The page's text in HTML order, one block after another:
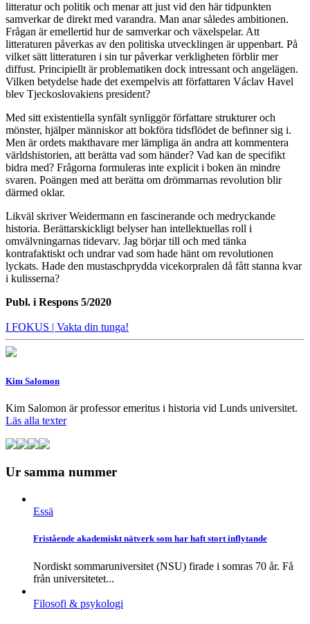
litteratur och politik och menar att just vid den här tidpunkten
samverkar de direkt med varandra. Man anar således ambitionen.
Frågan är emellertid hur de samverkar och växelspelar. Att
litteraturen påverkas av den politiska utvecklingen är uppenbart. På
vilket sätt litteraturen i sin tur påverkar verkligheten förblir mer
diffust. Principiellt är problematiken dock intressant och angelägen.
Vilken betydelse hade det exempelvis att författaren Václav Havel
blev Tjeckoslovakiens president?
Med sitt existentiella synfält synliggör författare strukturer och
mönster, hjälper människor att bokföra tidsflödet de befinner sig i.
Men är ordets makthavare mer lämpliga än andra att kommentera
världshistorien, att berätta vad som händer? Vad kan de specifikt
bidra med? Frågorna formuleras inte explicit i boken än mindre
svaren. Poängen med att berätta om drömmarnas revolution blir
därmed oklar.
Likväl skriver Weidermann en fascinerande och medryckande
historia. Berättarskickligt belyser han intellektuellas roll i
omvälvningarnas tidevarv. Jag börjar till och med tänka
kontrafaktiskt och undrar vad som hade hänt om revolutionen
lyckats. Hade den mustaschprydda vicekorpralen då fått stanna kvar
i kulisserna?
Publ. iRespons 5/2020
I FOKUS | Vakta din tunga!
Kim Salomon
Kim Salomon är professor emeritus i historia vid Lunds universitet.
Läs alla texter
Ur samma nummer
Essä
Fristående akademiskt nätverk som har haft stort inflytande
Nordiskt sommaruniversitet (NSU) firade i somras 70 år. Få
från universitetet...
Filosofi & psykologi